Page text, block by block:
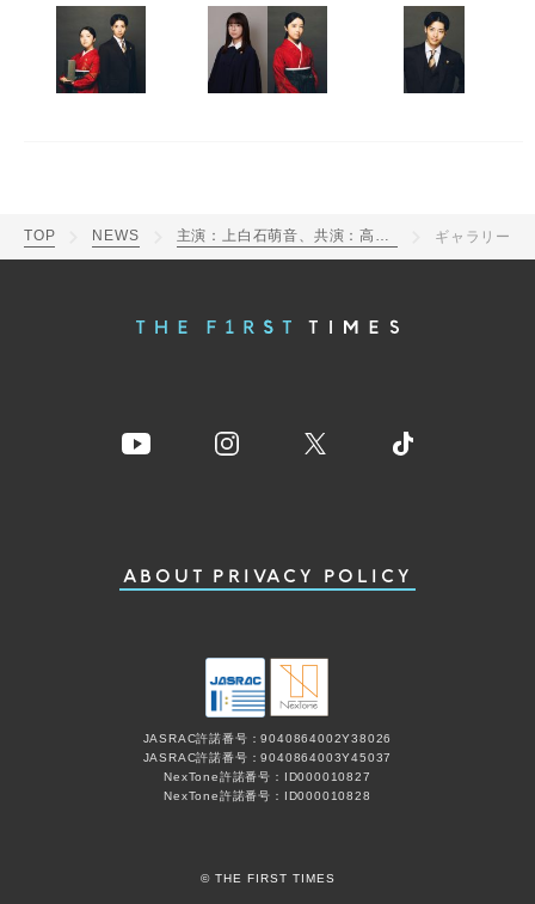
TOP NEWS 主演：上白石萌音、共演：高杉真宙。ドラマ『法廷のドラゴン』放送決定 ギャラリー
ABOUT PRIVACY POLICY
JASRAC許諾番号：9040864002Y38026
JASRAC許諾番号：9040864003Y45037
NexTone許諾番号：ID000010827
NexTone許諾番号：ID000010828
© THE FIRST TIMES